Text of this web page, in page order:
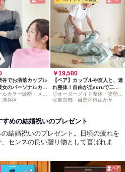
谷でお洒落カップル
女のパーソナルカラ
イク体験
カラー診断・メイ
渋谷区
￥19,500
【ペア】カップルや友人と、連
れ整体！自由が丘ecruで二人
のリセットケア
オーダーメイド整体・姿勢改
善
東京都・目黒区自由が丘
すめの結婚祝いのプレゼント
結婚祝いのプレゼント。日頃の疲れを
センスの良い贈り物として喜ばれま
ペア